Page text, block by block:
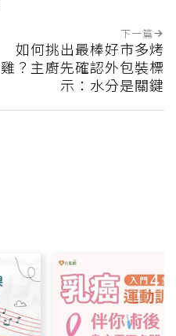
下一篇
如何挑出最棒好市多烤
雞？主廚先確認外包裝標
示：水分是關鍵